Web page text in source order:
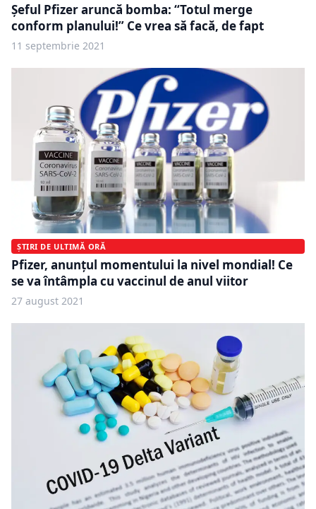
Șeful Pfizer aruncă bomba: “Totul merge
conform planului!” Ce vrea să facă, de fapt
11 septembrie 2021
ȘTIRI DE ULTIMĂ ORĂ
Pfizer, anunțul momentului la nivel mondial! Ce
se va întâmpla cu vaccinul de anul viitor
27 august 2021